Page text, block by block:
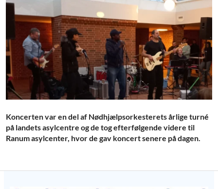
Koncerten var en del af Nødhjælpsorkesterets årlige turné
på landets asylcentre og de tog efterfølgende videre til
Ranum asylcenter, hvor de gav koncert senere på dagen.